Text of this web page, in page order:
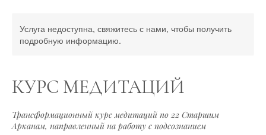
Услуга недоступна, свяжитесь с нами, чтобы получить
подробную информацию.
КУРС МЕДИТАЦИЙ
Трансформационный курс медитаций по 22 Старшим
Арканам, направленный на работу с подсознанием